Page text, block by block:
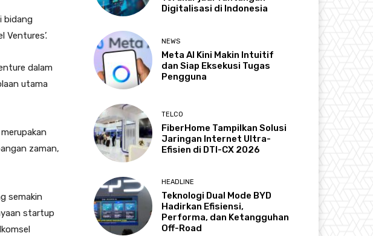
bidang
Ventures’.
dalam
utama
zaman,
semakin
startup
Digitalisasi di Indonesia
NEWS
Meta AI Kini Makin Intuitif
dan Siap Eksekusi Tugas
Pengguna
TELCO
FiberHome Tampilkan Solusi
Jaringan Internet Ultra-
Efisien di DTI-CX 2026
HEADLINE
Teknologi Dual Mode BYD
Hadirkan Efisiensi,
Performa, dan Ketangguhan
Off-Road